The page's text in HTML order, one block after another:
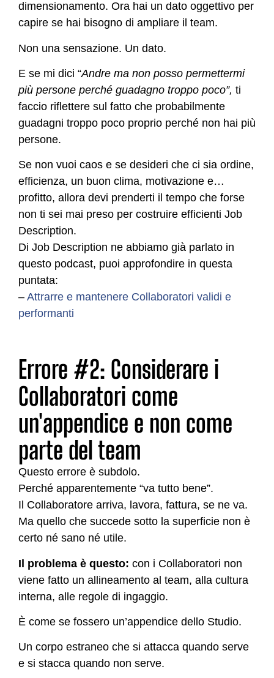
dimensionamento. Ora hai un dato oggettivo per
capire se hai bisogno di ampliare il team.
Non una sensazione. Un dato.
E se mi dici “Andre ma non posso permettermi
più persone perché guadagno troppo poco”, ti
faccio riflettere sul fatto che probabilmente
guadagni troppo poco proprio perché non hai più
persone.
Se non vuoi caos e se desideri che ci sia ordine,
efficienza, un buon clima, motivazione e…
profitto, allora devi prenderti il tempo che forse
non ti sei mai preso per costruire efficienti Job
Description.
Di Job Description ne abbiamo già parlato in
questo podcast, puoi approfondire in questa
puntata:
– Attrarre e mantenere Collaboratori validi e
performanti
Errore #2: Considerare i
Collaboratori come
un'appendice e non come
parte del team
Questo errore è subdolo.
Perché apparentemente “va tutto bene”.
Il Collaboratore arriva, lavora, fattura, se ne va.
Ma quello che succede sotto la superficie non è
certo né sano né utile.
Il problema è questo: con i Collaboratori non
viene fatto un allineamento al team, alla cultura
interna, alle regole di ingaggio.
È come se fossero un’appendice dello Studio.
Un corpo estraneo che si attacca quando serve
e si stacca quando non serve.